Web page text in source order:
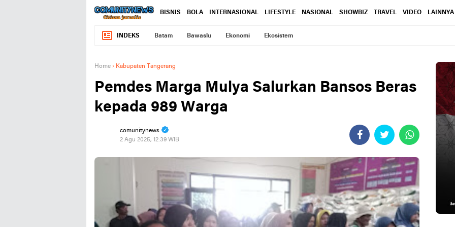
BISNIS BOLA INTERNASIONAL LIFESTYLE NASIONAL SHOWBIZ TRAVEL VIDEO LAINNYA
INDEKS Batam Bawaslu Ekonomi Ekosistem
Home › Kabupaten Tangerang
Pemdes Marga Mulya Salurkan Bansos Beras
kepada 989 Warga
comunitynews
2 Agu 2025, 12:39 WIB